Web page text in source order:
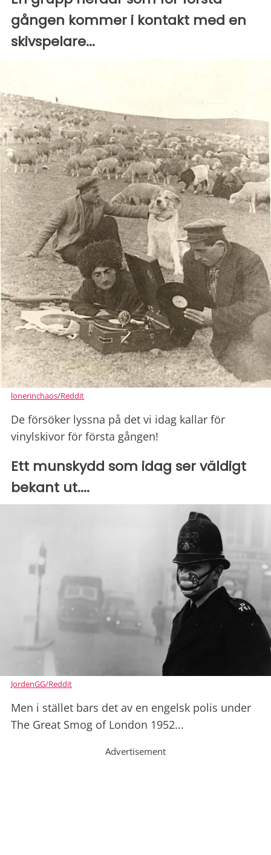
gången kommer i kontakt med en
skivspelare...
lonerinchaos/Reddit
De försöker lyssna på det vi idag kallar för
vinylskivor för första gången!
Ett munskydd som idag ser väldigt
bekant ut....
JordenGG/Reddit
Men i stället bars det av en engelsk polis under
The Great Smog of London 1952...
Advertisement